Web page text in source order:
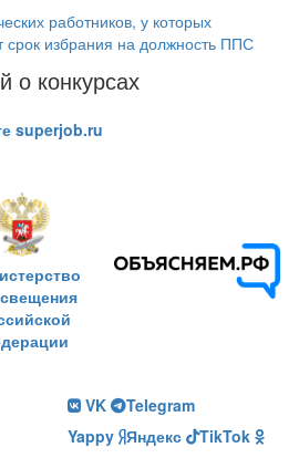
работников, у которых
срок избрания на должность ППС
о конкурсах
superjob.ru
VK
Telegram
Yappy Яндекс
TikTok